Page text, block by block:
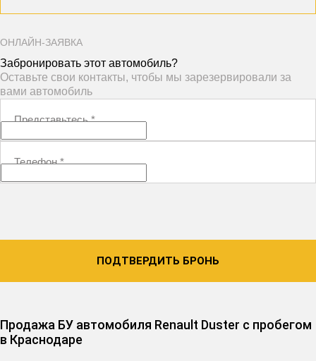
ОНЛАЙН-ЗАЯВКА
Забронировать этот автомобиль?
Оставьте свои контакты, чтобы мы зарезервировали за
вами автомобиль
Представьтесь*
Телефон*
ПОДТВЕРДИТЬ БРОНЬ
Продажа БУ автомобиля Renault Duster с пробегом
в Краснодаре